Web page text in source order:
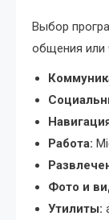
Выбор
общения или
Работа:
Фото и
Утилиты: